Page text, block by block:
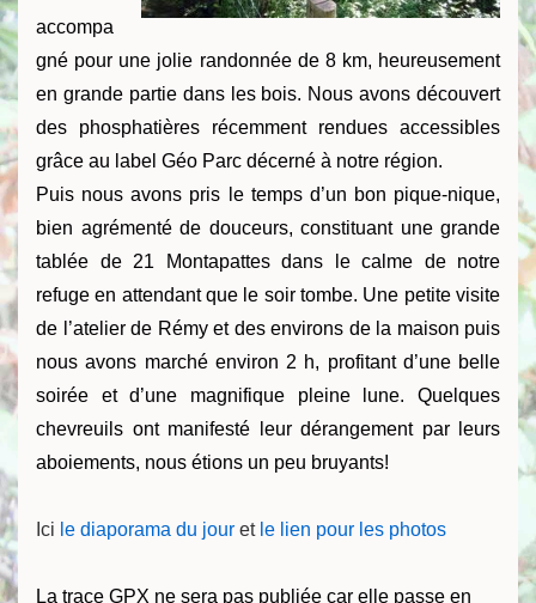
accompa
gné pour une jolie randonnée de 8 km, heureusement
en grande partie dans les bois. Nous avons découvert
des phosphatières récemment rendues accessibles
grâce au label Géo Parc décerné à notre région.
Puis nous avons pris le temps d’un bon pique-nique,
bien agrémenté de douceurs, constituant une grande
tablée de 21 Montapattes dans le calme de notre
refuge en attendant que le soir tombe. Une petite visite
de l’atelier de Rémy et des environs de la maison puis
nous avons marché environ 2 h, profitant d’une belle
soirée et d’une magnifique pleine lune. Quelques
chevreuils ont manifesté leur dérangement par leurs
aboiements, nous étions un peu bruyants!
Ici le diaporama du jour et le lien pour les photos
La trace GPX ne sera pas publiée car elle passe en